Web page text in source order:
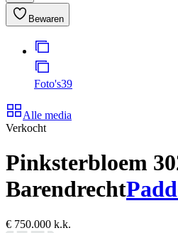
Bewaren
Foto's39
Alle media
Verkocht
Pinksterbloem 30
Barendrecht
€ 750.000 k.k.